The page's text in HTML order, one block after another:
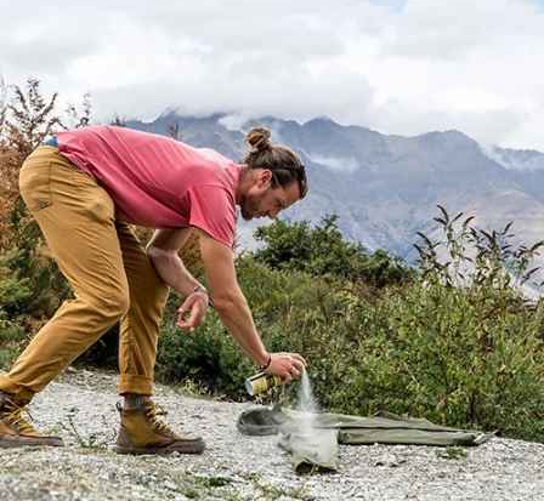
Micron Size
No pore is larger than 0.1 in the Sawyer®
PointOneFilter™. Without absolute pore size,
larger holes are present which could allow
bacteria, protozoa, cysts, or viruses to pass.
No harmful bacteria, protozoa, or cysts can
pass through the SawyerPointOne Filter.